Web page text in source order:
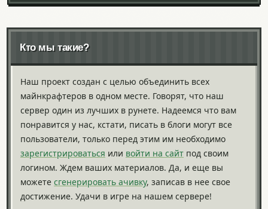
Кто мы такие?
Наш проект создан с целью объединить всех
майнкрафтеров в одном месте. Говорят, что наш
сервер один из лучших в рунете. Надеемся что вам
понравится у нас, кстати, писать в блоги могут все
пользователи, только перед этим им необходимо
зарегистрироваться или войти на сайт под своим
логином. Ждем ваших материалов. Да, и еще вы
можете сгенерировать ачивку, записав в нее свое
достижение. Удачи в игре на нашем сервере!